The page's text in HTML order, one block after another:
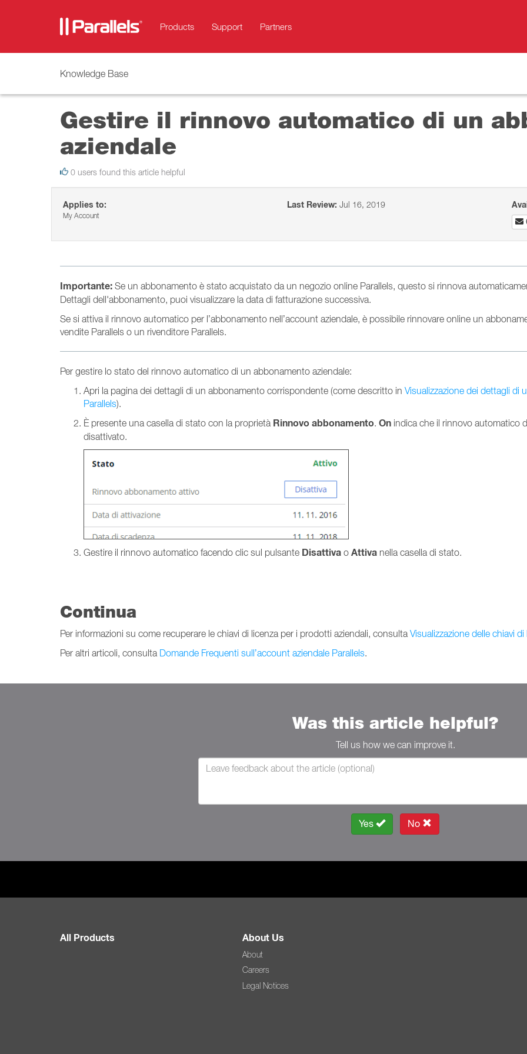
Products Support Partners
Knowledge Base
Gestire il rinnovo automatico di un
aziendale
0 users found this article helpful
Applies to:
My Account
Last Review: Jul 16, 2019
Importante: Se un abbonamento è stato acquistato da un negozio online Parallels, questo si rinnova
Dettagli dell'abbonamento, puoi visualizzare la data di fatturazione successiva.
Se si attiva il rinnovo automatico per l’abbonamento nell’account aziendale, è possibile rinnovare online un
vendite Parallels o un rivenditore Parallels.
Per gestire lo stato del rinnovo automatico di un abbonamento aziendale:
Apri la pagina dei dettagli di un abbonamento corrispondente (come descritto in Visualizzazione dei dettagli di
Parallels).
È presente una casella di stato con la proprietà Rinnovo abbonamento. On indica che il rinnovo automatico
disattivato.
Gestire il rinnovo automatico facendo clic sul pulsante Disattiva o Attiva nella casella di stato.
Continua
Per informazioni su come recuperare le chiavi di licenza per i prodotti aziendali, consulta Visualizzazione delle chiavi
Per altri articoli, consulta Domande Frequenti sull’account aziendale Parallels.
Was this article helpful?
Tell us how we can improve it.
Yes No
All Products About Us
About
Careers
Legal Notices